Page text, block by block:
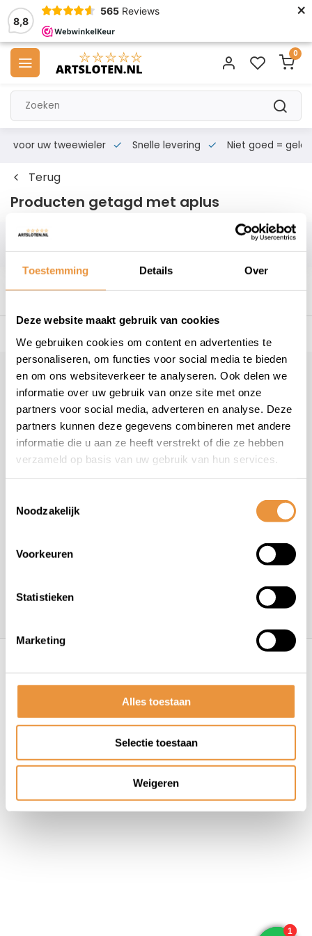
Toestemming Details Over
Deze website maakt gebruik van cookies
We gebruiken cookies om content en advertenties te
personaliseren, om functies voor social media te bieden
en om ons websiteverkeer te analyseren. Ook delen we
informatie over uw gebruik van onze site met onze
partners voor social media, adverteren en analyse. Deze
partners kunnen deze gegevens combineren met andere
informatie die u aan ze heeft verstrekt of die ze hebben
verzameld op basis van uw gebruik van hun services.
Noodzakelijk
Voorkeuren
Statistieken
Marketing
Alles toestaan
Selectie toestaan
Weigeren
8,8
565 Reviews ×
0
voor uw tweewieler Snelle levering Niet goed = geld
Terug
Producten getagd met aplus
Filters
Klantenservice
Veelgestelde vragen
+31 78 780 2330
info@artsloten.nl
Algemene voorwaarden Disclaimer
Privacy
Policy
Sitemap